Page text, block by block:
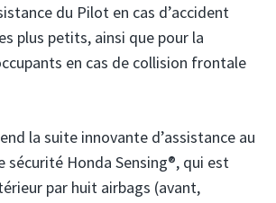
du Pilot en cas d’accident
plus petits, ainsi que pour la
en cas de collision frontale
la suite innovante d’assistance au
sécurité Honda Sensing®, qui est
par huit airbags (avant,